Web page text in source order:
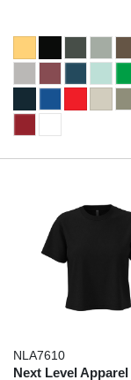
NLA7610
Next Level Apparel